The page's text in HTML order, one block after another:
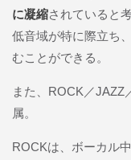
に凝縮されていると
低音域が特に際立ち
むことができる。
また、ROCK／JAZZ
属。
ROCKは、ボーカル